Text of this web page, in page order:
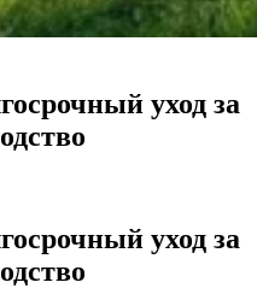
уход за
уход за